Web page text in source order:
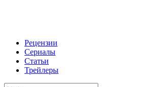
Рецензии
Сериалы
Статьи
Трейлеры